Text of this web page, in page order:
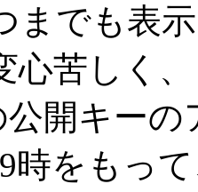
までも表
心苦しく
開キー
時をもっ